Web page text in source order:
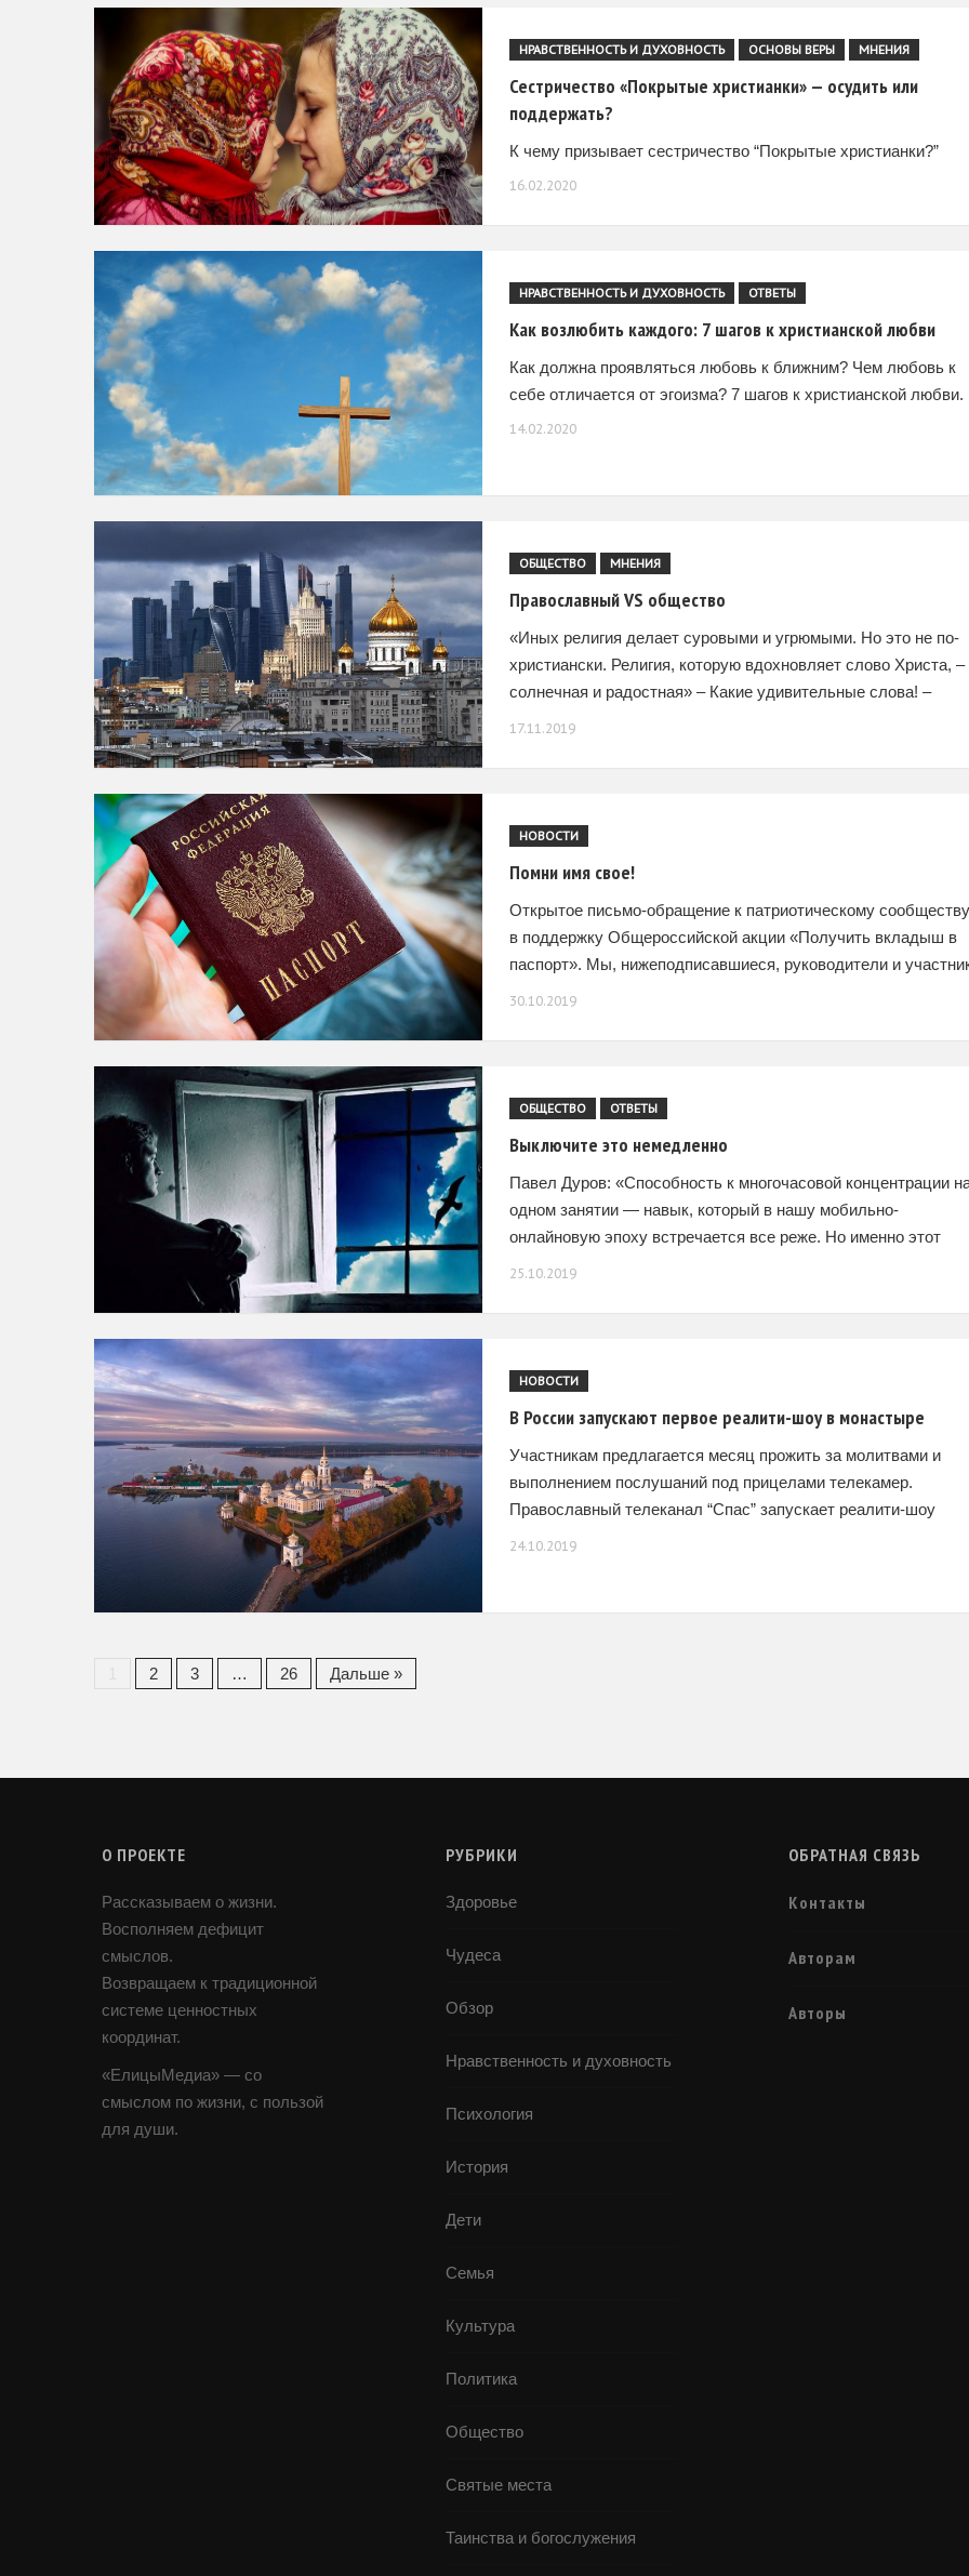
НРАВСТВЕННОСТЬ И ДУХОВНОСТЬ ОСНОВЫ ВЕРЫ МНЕНИЯ
Сестричество «Покрытые христианки» — осудить или
поддержать?
К чему призывает сестричество “Покрытые христианки?”
16.02.2020
НРАВСТВЕННОСТЬ И ДУХОВНОСТЬ ОТВЕТЫ
Как возлюбить каждого: 7 шагов к христианской любви
Как должна проявляться любовь к ближним? Чем любовь к
себе отличается от эгоизма? 7 шагов к христианской любви.
14.02.2020
ОБЩЕСТВО МНЕНИЯ
Православный VS общество
«Иных религия делает суровыми и угрюмыми. Но это не по-
христиански. Религия, которую вдохновляет слово Христа, –
солнечная и радостная» – Какие удивительные слова! –
17.11.2019
НОВОСТИ
Помни имя свое!
Открытое письмо-обращение к патриотическому сообществу
в поддержку Общероссийской акции «Получить вкладыш в
паспорт». Мы, нижеподписавшиеся, руководители и
выразителем
30.10.2019
ОБЩЕСТВО ОТВЕТЫ
Выключите это немедленно
Павел Дуров: «Способность к многочасовой концентрации
одном занятии — навык, который в нашу мобильно-
онлайновую эпоху встречается все реже. Но именно этот
25.10.2019
НОВОСТИ
В России запускают первое реалити-шоу в монастыре
Участникам предлагается месяц прожить за молитвами и
выполнением послушаний под прицелами телекамер.
Православный телеканал “Спас” запускает реалити-шоу
24.10.2019
2 3 … 26 Дальше »
О ПРОЕКТЕ
Рассказываем о жизни.
Восполняем дефицит
смыслов.
Возвращаем к традиционной
системе ценностных
координат.
«ЕлицыМедиа» — со
смыслом по жизни, с пользой
для души.
РУБРИКИ
Здоровье
Чудеса
Обзор
Нравственность и духовность
Психология
История
Дети
Семья
Культура
Политика
Общество
Святые места
Таинства и богослужения
ОБРАТНАЯ СВЯЗЬ
Контакты
Авторам
Авторы